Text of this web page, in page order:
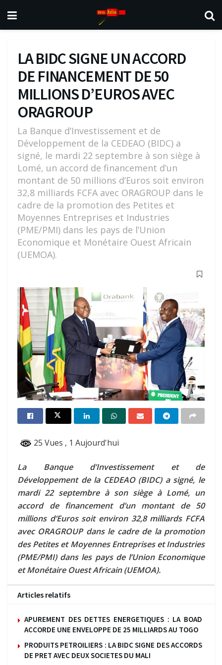
LA BIDC SIGNE UN ACCORD
DE FINANCEMENT DE 50
MILLIONS D’EUROS AVEC
ORAGROUP
La Banque d’Investissement et de
Développement de la CEDEAO (BIDC) a
signé, le mardi 22 septembre à son siège à
Lomé, un accord de financement d’un
montant de 50 millions d’Euros soit environ
32,8 milliards FCFA avec ORAGROUP dans le
cadre de la promotion des Petites et
Moyennes Entreprises et Industries
(PME/PMI) dans les pays de l’Union
Economique et Monétaire Ouest Africain
(UEMOA).
25 Vues , 1 Aujourd'hui
La Banque d’Investissement et de
Développement de la CEDEAO (BIDC) a signé, le
mardi 22 septembre à son siège à Lomé, un
accord de financement d’un montant de 50
millions d’Euros soit environ 32,8 milliards FCFA
avec ORAGROUP dans le cadre de la promotion
des Petites et Moyennes Entreprises et Industries
(PME/PMI) dans les pays de l’Union Economique
et Monétaire Ouest Africain (UEMOA).
Articles relatifs
APUREMENT DES DETTES ENERGETIQUES : LA BOAD
ACCORDE UNE ENVELOPPE DE 25 MILLIARDS AU TOGO
PRODUITS PETROILIERS : LA BIDC SIGNE DES ACCORDS
DE PRET AVEC DEUX SOCIETES DU MALI